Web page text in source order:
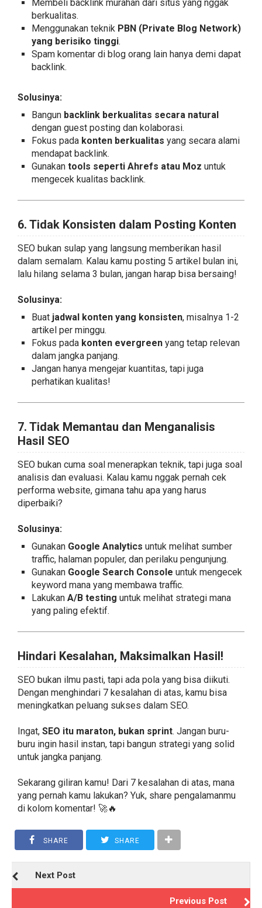
Membeli backlink murahan dari situs yang nggak
berkualitas.
Menggunakan teknik PBN (Private Blog Network)
yang berisiko tinggi.
Spam komentar di blog orang lain hanya demi dapat
backlink.
Solusinya:
Bangun backlink berkualitas secara natural
dengan guest posting dan kolaborasi.
Fokus pada konten berkualitas yang secara alami
mendapat backlink.
Gunakan tools seperti Ahrefs atau Moz untuk
mengecek kualitas backlink.
6. Tidak Konsisten dalam Posting Konten
SEO bukan sulap yang langsung memberikan hasil
dalam semalam. Kalau kamu posting 5 artikel bulan ini,
lalu hilang selama 3 bulan, jangan harap bisa bersaing!
Solusinya:
Buat jadwal konten yang konsisten, misalnya 1-2
artikel per minggu.
Fokus pada konten evergreen yang tetap relevan
dalam jangka panjang.
Jangan hanya mengejar kuantitas, tapi juga
perhatikan kualitas!
7. Tidak Memantau dan Menganalisis
Hasil SEO
SEO bukan cuma soal menerapkan teknik, tapi juga soal
analisis dan evaluasi. Kalau kamu nggak pernah cek
performa website, gimana tahu apa yang harus
diperbaiki?
Solusinya:
Gunakan Google Analytics untuk melihat sumber
traffic, halaman populer, dan perilaku pengunjung.
Gunakan Google Search Console untuk mengecek
keyword mana yang membawa traffic.
Lakukan A/B testing untuk melihat strategi mana
yang paling efektif.
Hindari Kesalahan, Maksimalkan Hasil!
SEO bukan ilmu pasti, tapi ada pola yang bisa diikuti.
Dengan menghindari 7 kesalahan di atas, kamu bisa
meningkatkan peluang sukses dalam SEO.
Ingat, SEO itu maraton, bukan sprint. Jangan buru-
buru ingin hasil instan, tapi bangun strategi yang solid
untuk jangka panjang.
Sekarang giliran kamu! Dari 7 kesalahan di atas, mana
yang pernah kamu lakukan? Yuk, share pengalamanmu
di kolom komentar! 🚀🔥
SHARE SHARE
Next Post
Previous Post